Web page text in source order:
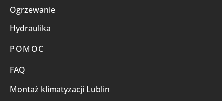
Ogrzewanie
Hydraulika
POMOC
FAQ
Montaż klimatyzacji Lublin